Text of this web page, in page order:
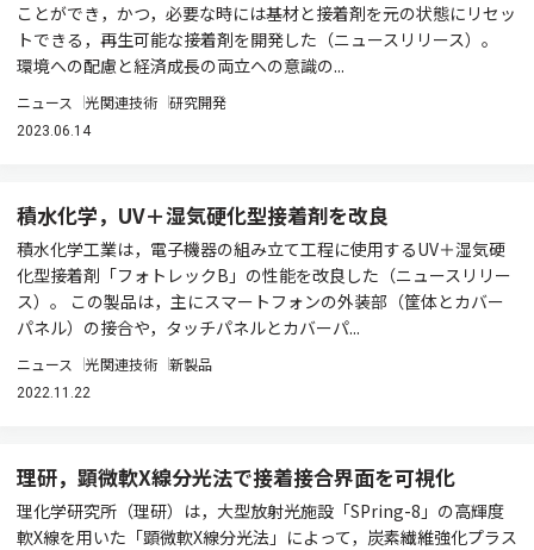
ことができ，かつ，必要な時には基材と接着剤を元の状態にリセッ
トできる，再生可能な接着剤を開発した（ニュースリリース）。
環境への配慮と経済成長の両立への意識の...
ニュース 光関連技術 研究開発
2023.06.14
積水化学，UV＋湿気硬化型接着剤を改良
積水化学工業は，電子機器の組み立て工程に使用するUV＋湿気硬
化型接着剤「フォトレックB」の性能を改良した（ニュースリリー
ス）。 この製品は，主にスマートフォンの外装部（筐体とカバー
パネル）の接合や，タッチパネルとカバーパ...
ニュース 光関連技術 新製品
2022.11.22
理研，顕微軟X線分光法で接着接合界面を可視化
理化学研究所（理研）は，大型放射光施設「SPring-8」の高輝度
軟X線を用いた「顕微軟X線分光法」によって，炭素繊維強化プラス